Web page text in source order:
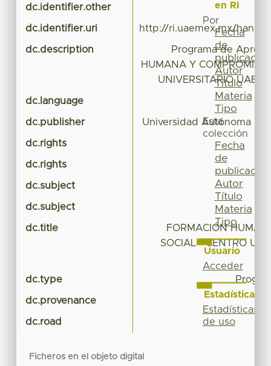
dc.identifier.other
dc.identifier.uri http://ri.uaemex.mx/
dc.description
Programa de
HUMANA Y
UNIVERSITARIO UAEM
dc.language
dc.publisher Universidad Autónoma
dc.rights
dc.rights
dc.subject
dc.subject
dc.title
FORMACIÓN
SOCIAL - CENTRO
dc.type
dc.provenance
dc.road
Ficheros en el objeto digital
en RI
Por
Fecha
de
publicación
Autor
Título
Materia
Tipo
Esta
colección
Fecha
de
publicación
Autor
Título
Materia
Tipo
Usuario
Acceder
Estadísticas
Estadísticas
de uso